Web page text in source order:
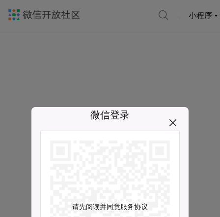
小程序
微信登录
请先阅读并同意服务协议